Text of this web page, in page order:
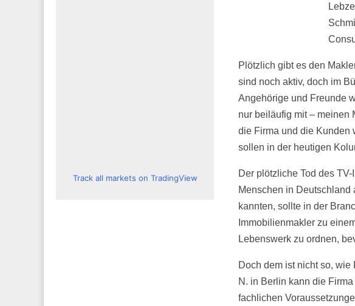
Plötzlich gibt es den
sind noch aktiv, doch im
Angehörige und Freunde
nur beiläufig mit – meinen
die Firma und die Kunden
sollen in der heutigen
Der plötzliche Tod des
Menschen in Deutschland
kannten, sollte in der
Immobilienmakler zu
Lebenswerk zu ordnen,
Doch dem ist nicht so,
N. in Berlin kann die
fachlichen
Track all markets on TradingView